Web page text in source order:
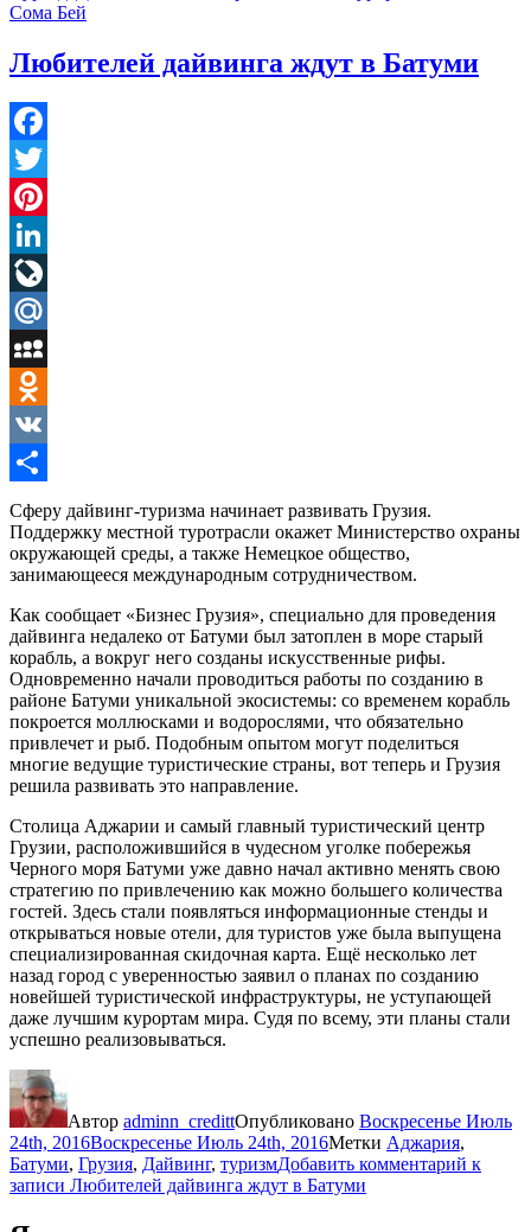
Сома Бей
Любителей дайвинга ждут в Батуми
Facebook
Twitter
Pinterest
LinkedIn
LiveJournal
Mail.Ru
MySpace
Odnoklassniki
VK
Отправить
Сферу дайвинг-туризма начинает развивать Грузия.
Поддержку местной туротрасли окажет Министерство охраны
окружающей среды, а также Немецкое общество,
занимающееся международным сотрудничеством.
Как сообщает «Бизнес Грузия», специально для проведения
дайвинга недалеко от Батуми был затоплен в море старый
корабль, а вокруг него созданы искусственные рифы.
Одновременно начали проводиться работы по созданию в
районе Батуми уникальной экосистемы: со временем корабль
покроется моллюсками и водорослями, что обязательно
привлечет и рыб. Подобным опытом могут поделиться
многие ведущие туристические страны, вот теперь и Грузия
решила развивать это направление.
Столица Аджарии и самый главный туристический центр
Грузии, расположившийся в чудесном уголке побережья
Черного моря Батуми уже давно начал активно менять свою
стратегию по привлечению как можно большего количества
гостей. Здесь стали появляться информационные стенды и
открываться новые отели, для туристов уже была выпущена
специализированная скидочная карта. Ещё несколько лет
назад город с уверенностью заявил о планах по созданию
новейшей туристической инфраструктуры, не уступающей
даже лучшим курортам мира. Судя по всему, эти планы стали
успешно реализовываться.
Автор adminn_credittОпубликовано Воскресенье Июль
24th, 2016Воскресенье Июль 24th, 2016Метки Аджария,
Батуми, Грузия, Дайвинг, туризмДобавить комментарий к
записи Любителей дайвинга ждут в Батуми